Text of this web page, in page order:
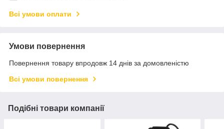
Всі умови оплати
Умови повернення
Повернення товару впродовж 14 днів за домовленістю
Всі умови повернення
Подібні товари компанії